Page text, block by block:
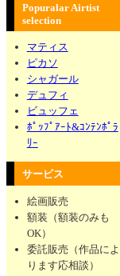
Popuralar Airtist
selection
マティス
ピカソ
シャガール
デュフィ
ビュッフェ
ﾎﾟｯﾌﾟｱｰﾄ&ｺﾝﾃﾝﾎﾟﾗ
ﾘｰ
サービス
絵画販売
額装（額装のみも
OK）
委託販売（作品によ
ります応相談）